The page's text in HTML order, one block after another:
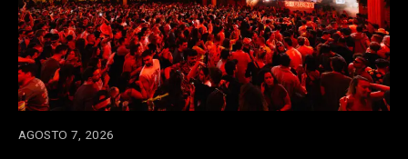
AGOSTO 7, 2026